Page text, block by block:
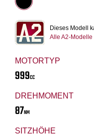
MOTORTYP
999CC
DREHMOMENT
87NM
SITZHÖHE
Dieses Modell
Alle A2-